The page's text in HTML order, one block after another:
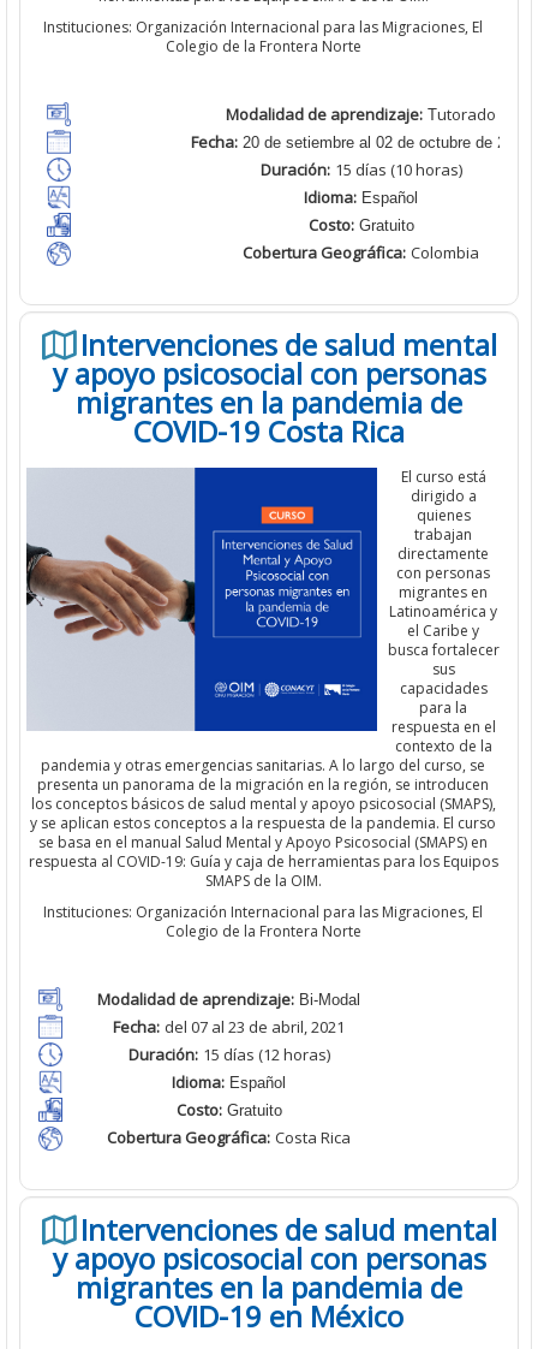
Instituciones: Organización Internacional para las Migraciones, El
Colegio de la Frontera Norte
Modalidad de aprendizaje: Tutorado
Fecha: 20 de setiembre al 02 de octubre de 2022
Duración: 15 días (10 horas)
Idioma: Español
Costo:Gratuito
Cobertura Geográfica: Colombia
Intervenciones de salud mental
y apoyo psicosocial con personas
migrantes en la pandemia de
COVID-19 Costa Rica
El curso está
dirigido a
quienes
trabajan
directamente
con personas
migrantes en
Latinoamérica y
el Caribe y
busca fortalecer
sus
capacidades
para la
respuesta en el
contexto de la
pandemia y otras emergencias sanitarias. A lo largo del curso, se
presenta un panorama de la migración en la región, se introducen
los conceptos básicos de salud mental y apoyo psicosocial (SMAPS),
y se aplican estos conceptos a la respuesta de la pandemia. El curso
se basa en el manual Salud Mental y Apoyo Psicosocial (SMAPS) en
respuesta al COVID-19: Guía y caja de herramientas para los Equipos
SMAPS de la OIM.
Instituciones: Organización Internacional para las Migraciones, El
Colegio de la Frontera Norte
Modalidad de aprendizaje: Bi-Modal
Fecha: del 07 al 23 de abril, 2021
Duración: 15 días (12 horas)
Idioma: Español
Costo:Gratuito
Cobertura Geográfica: Costa Rica
Intervenciones de salud mental
y apoyo psicosocial con personas
migrantes en la pandemia de
COVID-19 en México